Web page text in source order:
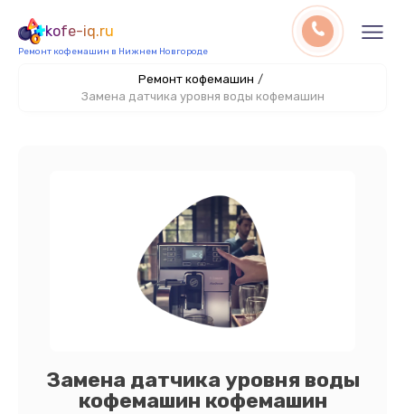
kofe-iq.ru
Ремонт кофемашин в Нижнем Новгороде
Ремонт кофемашин /
Замена датчика уровня воды кофемашин
Замена датчика уровня воды
кофемашин кофемашин